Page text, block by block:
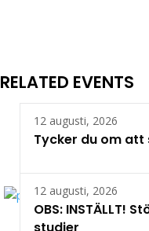
RELATED EVENTS
12 augusti, 2026
Tycker du om att
12 augusti, 2026
OBS: INSTÄLLT!